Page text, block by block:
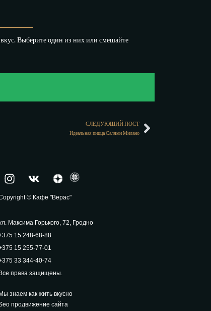
Выберите один из них или смешайте
СЛЕДУЮЩИЙ ПОСТ
Идеальная пицца Салями Милано
© Кафе "Верас"
Максима Горького, 72, Гродно
15 248-68-88
15 255-77-01
33 344-40-74
Все права защищены.
Мы знаем как жить вкусно
продвижение сайта